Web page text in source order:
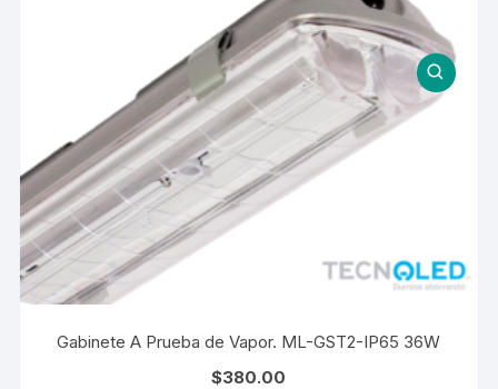
Gabinete A Prueba de Vapor. ML-GST2-IP65 36W
$380.00